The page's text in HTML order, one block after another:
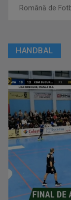
Română de
HANDBAL